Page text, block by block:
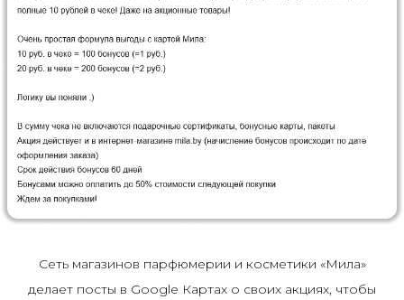
Сеть магазинов парфюмерии и косметики «Мила»
делает посты в Google Картах о своих акциях, чтобы